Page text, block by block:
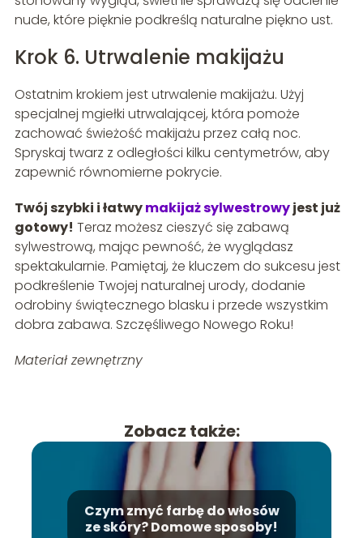
nude, które pięknie podkreślą naturalne piękno ust.
Krok 6. Utrwalenie makijażu
Ostatnim krokiem jest utrwalenie makijażu. Użyj
specjalnej mgiełki utrwalającej, która pomoże
zachować świeżość makijażu przez całą noc.
Spryskaj twarz z odległości kilku centymetrów, aby
zapewnić równomierne pokrycie.
Twój szybki i łatwymakijaż sylwestrowyjest już
gotowy! Teraz możesz cieszyć się zabawą
sylwestrową, mając pewność, że wyglądasz
spektakularnie. Pamiętaj, że kluczem do sukcesu jest
podkreślenie Twojej naturalnej urody, dodanie
odrobiny świątecznego blasku i przede wszystkim
dobra zabawa. Szczęśliwego Nowego Roku!
Materiał zewnętrzny
Zobacz także:
Czym zmyć farbę do włosów
ze skóry? Domowe sposoby!